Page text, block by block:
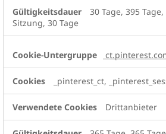
30 Tage, 395
Sitzung, 30 Tage
_pinterest_ct,
Drittanbieter